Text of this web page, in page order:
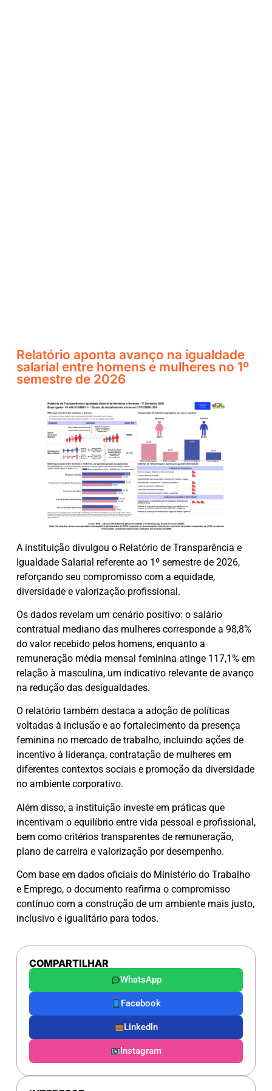
Relatório aponta avanço na igualdade
salarial entre homens e mulheres no 1º
semestre de 2026
A instituição divulgou o Relatório de Transparência e
Igualdade Salarial referente ao 1º semestre de 2026,
reforçando seu compromisso com a equidade,
diversidade e valorização profissional.
Os dados revelam um cenário positivo: o salário
contratual mediano das mulheres corresponde a 98,8%
do valor recebido pelos homens, enquanto a
remuneração média mensal feminina atinge 117,1% em
relação à masculina, um indicativo relevante de avanço
na redução das desigualdades.
O relatório também destaca a adoção de políticas
voltadas à inclusão e ao fortalecimento da presença
feminina no mercado de trabalho, incluindo ações de
incentivo à liderança, contratação de mulheres em
diferentes contextos sociais e promoção da diversidade
no ambiente corporativo.
Além disso, a instituição investe em práticas que
incentivam o equilíbrio entre vida pessoal e profissional,
bem como critérios transparentes de remuneração,
plano de carreira e valorização por desempenho.
Com base em dados oficiais do Ministério do Trabalho
e Emprego, o documento reafirma o compromisso
contínuo com a construção de um ambiente mais justo,
inclusivo e igualitário para todos.
COMPARTILHAR
WhatsApp
Facebook
Linkedln
Instagram